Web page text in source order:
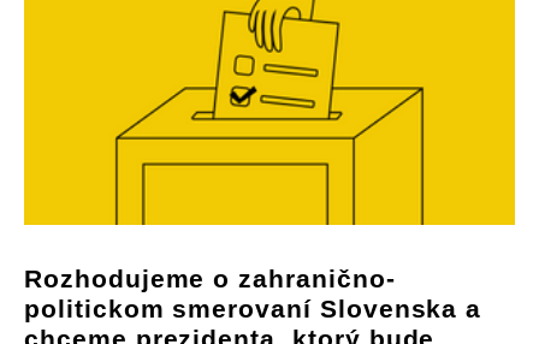
Rozhodujeme o zahranično-
politickom smerovaní Slovenska a